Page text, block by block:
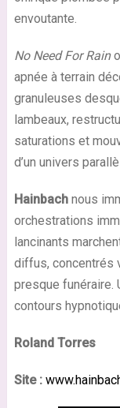
envoutante.
No Need For Rain
apnée à terrain
granuleuses
lambeaux,
saturations et
d’un univers
Hainbachnous
orchestrations
lancinants
diffus, concentrés
presque funéraire.
contours
Roland Torres
Site :